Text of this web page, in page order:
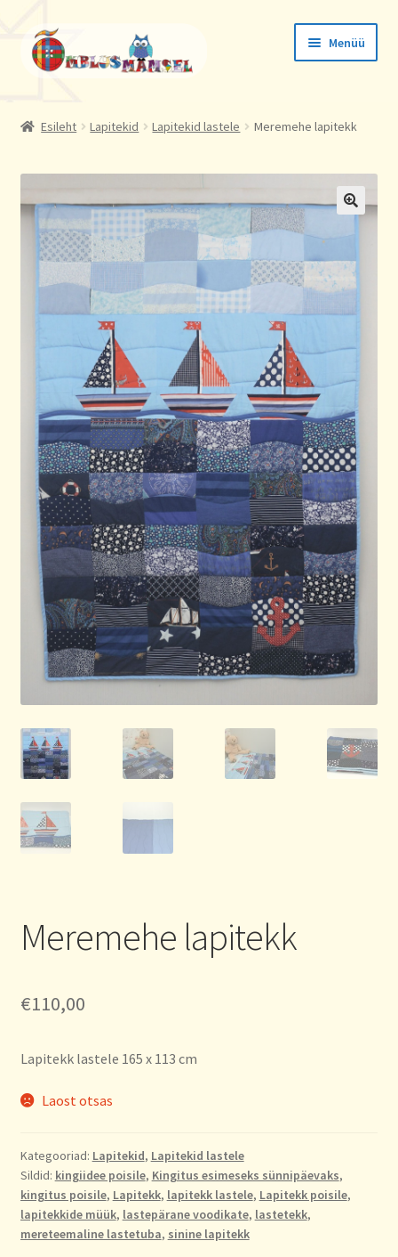
Liigu
navigeerimisele
Liigu
sisu
juurde
Menüü
Esileht Lapitekid Lapitekid lastele Meremehe lapitekk
Meremehe lapitekk
€110,00
Lapitekk lastele 165 x 113 cm
Laost otsas
Kategooriad: Lapitekid, Lapitekid lastele
Sildid: kingiidee poisile, Kingitus esimeseks sünnipäevaks,
kingitus poisile, Lapitekk, lapitekk lastele, Lapitekk poisile,
lapitekkide müük, lastepärane voodikate, lastetekk,
mereteemaline lastetuba, sinine lapitekk